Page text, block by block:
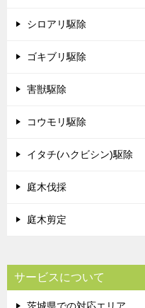
シロアリ駆除
ゴキブリ駆除
害獣駆除
コウモリ駆除
イタチ(ハクビシン)駆除
庭木伐採
庭木剪定
サービスについて